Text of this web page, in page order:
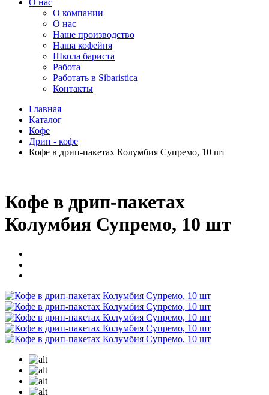
О нас
O компании
О нас
Наше производство
Наша кофейня
Школа бариста
Работа
Работать в Sibaristica
Контакты
Главная
Каталог
Кофе
Дрип - кофе
Кофе в дрип-пакетах Колумбия Супремо, 10 шт
Кофе в дрип-пакетах
Колумбия Супремо, 10 шт